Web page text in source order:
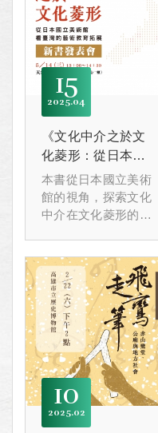
永續的未來。
15
04
2025
《文化中介之於文
化菱形：從日本國
立美術館看臺灣的
藝術教育拓展》新
書發表會
本書從日本國立美術
館的視角，探索文化
中介在文化菱形的概
藝術教育中扮演的角
色，進一步探討如何
影響臺灣的當代藝術
教育拓展。
5/14 (三)下午1點，游
逸伶老師將在〝天河
書屋〞(元智大學學生
活動中心一樓)分享她
在這方面的研究，並
與陳巍仁老師有精彩
10
02
2025